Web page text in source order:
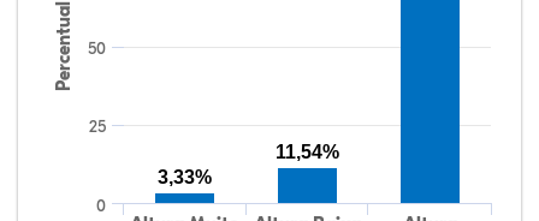
Percentual
0
25
50
3,33%
11,54%